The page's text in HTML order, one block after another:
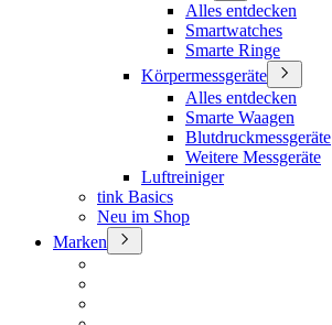
Alles entdecken
Smartwatches
Smarte Ringe
Körpermessgeräte
Alles entdecken
Smarte Waagen
Blutdruckmessgeräte
Weitere Messgeräte
Luftreiniger
tink Basics
Neu im Shop
Marken